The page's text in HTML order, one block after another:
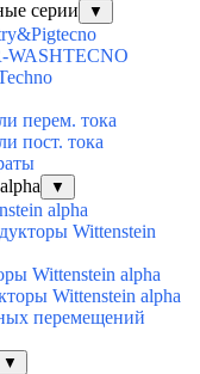
серии
▼
WASHTECNO
перем. тока
пост. тока
▼
alpha
Wittenstein
Wittenstein alpha
Wittenstein alpha
перемещений
▼